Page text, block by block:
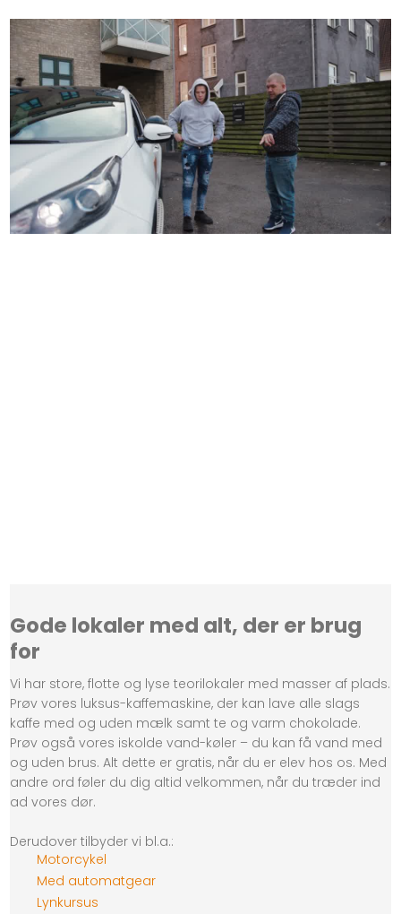
Gode lokaler med alt, der er brug
for
Vi har store, flotte og lyse teorilokaler med masser af plads.
Prøv vores luksus-kaffemaskine, der kan lave alle slags
kaffe med og uden mælk samt te og varm chokolade.
Prøv også vores iskolde vand-køler – du kan få vand med
og uden brus. Alt dette er gratis, når du er elev hos os. Med
andre ord føler du dig altid velkommen, når du træder ind
ad vores dør.
Derudover tilbyder vi bl.a.:
Motorcykel
Med automatgear
Lynkursus